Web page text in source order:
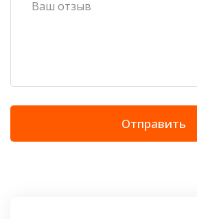
Отправить